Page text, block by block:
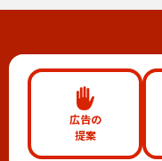
広告の
提案